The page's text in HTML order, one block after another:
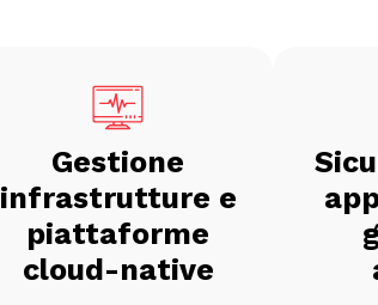
Gestione
infrastrutture e
piattaforme
cloud-native